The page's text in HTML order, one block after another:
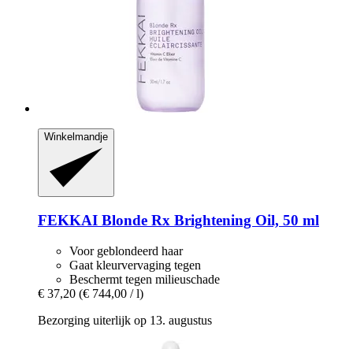
Winkelmandje
FEKKAI Blonde Rx Brightening Oil, 50 ml
Voor geblondeerd haar
Gaat kleurvervaging tegen
Beschermt tegen milieuschade
€ 37,20 (€ 744,00 / l)
Bezorging uiterlijk op 13. augustus